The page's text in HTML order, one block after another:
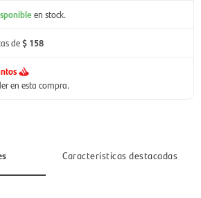
en stock.
de$ 158
en esta compra.
Características destacadas